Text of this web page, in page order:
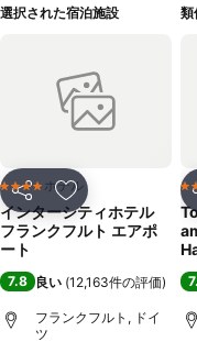
ファシリティに含まれてい
しいただけます。車でお越
料）に駐車していただけま
サービス、モーニングコー
囲を自転車で散策したいア
転車をお楽しみいただけま
います。通信およびビジネ
センターはファックスマシ
房(個別制御)がお部屋の空
ット敷きで、クイーンサイ
のリクエストを承ります。
クをご用意しています。ま
選択された宿泊施設
シェア お気に入りに追
4 ホテルのランク
ホテル
インターシティホテル
フランクフルト エアポ
ート
7.8 良い (12,163件の評価)
フランクフルト, ドイ
ツ
類
3